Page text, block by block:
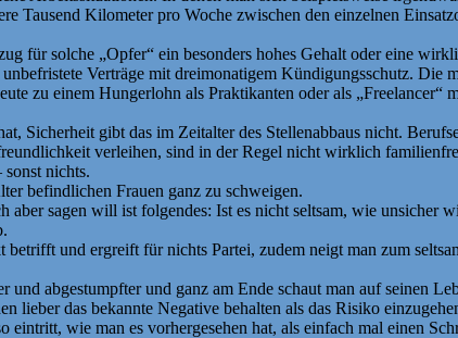
Tausend Kilometer pro Woche zwischen den einzelnen
für solche „Opfer“ ein besonders hohes Gehalt oder eine
Verträge mit dreimonatigem Kündigungsschutz.
zu einem Hungerlohn als Praktikanten oder als
Sicherheit gibt das im Zeitalter des Stellenabbaus nicht.
verleihen, sind in der Regel nicht wirklich
nichts.
befindlichen Frauen ganz zu schweigen.
aber sagen will ist folgendes: Ist es nicht seltsam, wie
und ergreift für nichts Partei, zudem neigt man zum
abgestumpfter und ganz am Ende schaut man auf seinen
lieber das bekannte Negative behalten als das Risiko
eintritt, wie man es vorhergesehen hat, als einfach mal einen